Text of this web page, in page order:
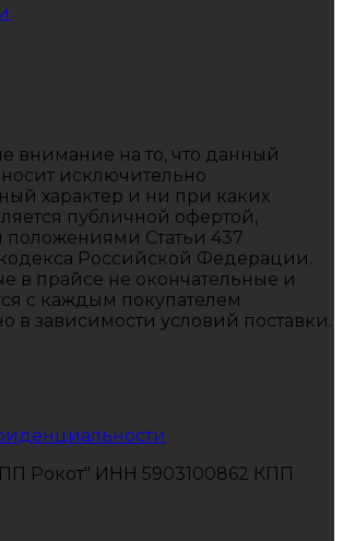
внимание на то, что данный
исключительно
характер и ни при каких
публичной офертой,
Статьи 437
Российской Федерации.
в прайсе не окончательные и
с каждым покупателем
в зависимости условий поставки.
Рокот" ИНН 5903100862 КПП